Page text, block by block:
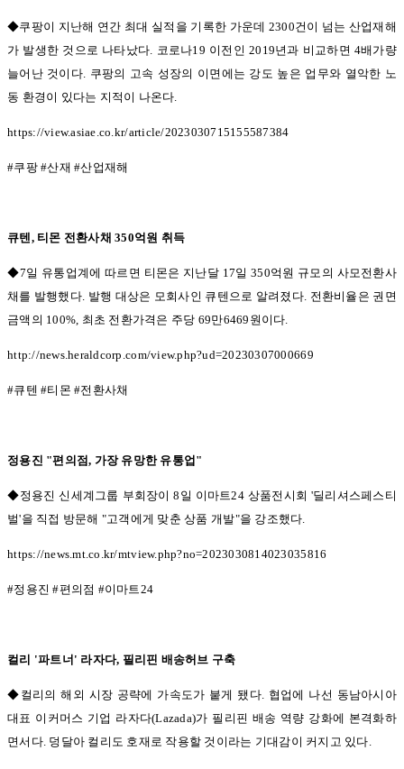
◆쿠팡이 지난해 연간 최대 실적을 기록한 가운데 2300건이 넘는 산업재해
가 발생한 것으로 나타났다. 코로나19 이전인2019년과 비교하면 4배가량
늘어난 것이다. 쿠팡의 고속 성장의 이면에는 강도 높은 업무와 열악한 노
동 환경이 있다는 지적이 나온다.
https://view.asiae.co.kr/article/2023030715155587384
#쿠팡#산재#산업재해
큐텐, 티몬 전환사채350억원 취득
◆7일 유통업계에 따르면 티몬은 지난달 17일350억원 규모의 사모전환사
채를 발행했다. 발행 대상은 모회사인 큐텐으로 알려졌다. 전환비율은 권면
금액의 100%, 최초 전환가격은 주당 69만6469 원이다.
http://news.heraldcorp.com/view.php?ud=20230307000669
#큐텐#티몬#전환사채
정용진 "편의점, 가장 유망한 유통업 "
◆정용진 신세계그룹 부회장이 8 일 이마트24 상품전시회 '딜리셔스페스티
벌'을 직접 방문해 "고객에게 맞춘 상품 개발"을 강조했다.
https://news.mt.co.kr/mtview.php?no=2023030814023035816
#정용진#편의점 #이마트24
컬리 '파트너 ' 라자다, 필리핀 배송허브 구축
◆컬리의 해외 시장 공략에 가속도가 붙게 됐다. 협업에 나선 동남아시아
대표 이커머스 기업 라자다(Lazada)가 필리핀 배송 역량 강화에 본격화하
면서다. 덩달아 컬리도 호재로 작용할 것이라는 기대감이 커지고 있다.